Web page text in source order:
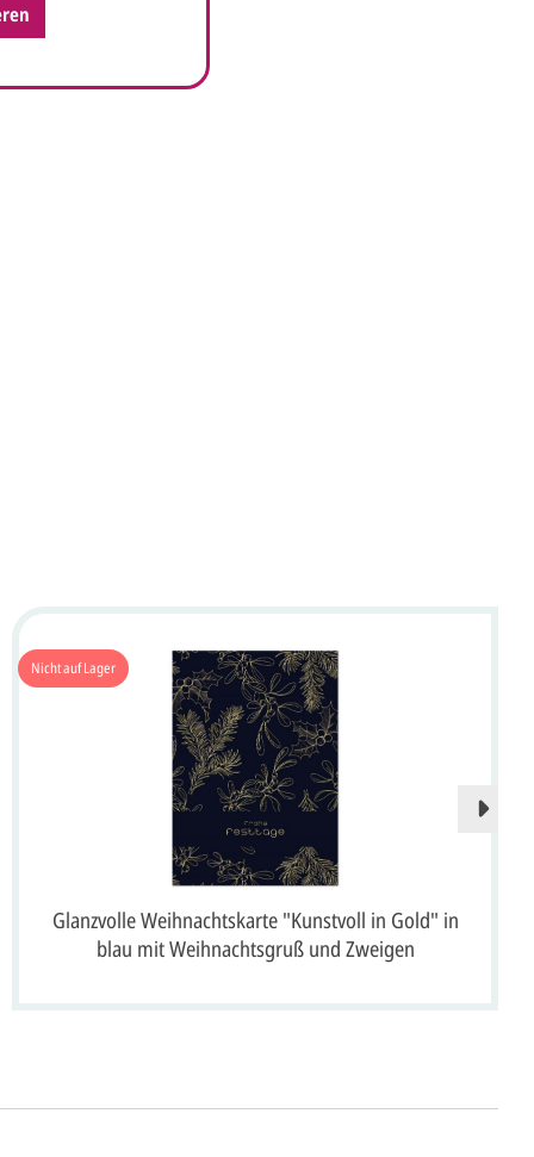
Nicht auf Lager
Glanzvolle Weihnachtskarte "Kunstvoll in Gold" in
blau mit Weihnachtsgruß und Zweigen